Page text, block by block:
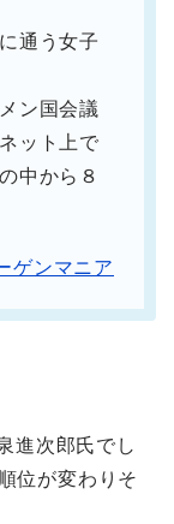
通う女子
ン国会議
ット上で
中から８
ゲンマニア
進次郎氏でし
位が変わりそ